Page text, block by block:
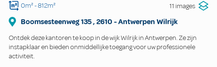
0m²- 812m² 11 images
Boomsesteenweg135, 2610 -Antwerpen Wilrijk
Ontdek deze kantoren te koop in de wijk Wilrijk in Antwerpen. Ze zijn
instapklaar en bieden onmiddellijke toegang voor uw professionele
activiteit.